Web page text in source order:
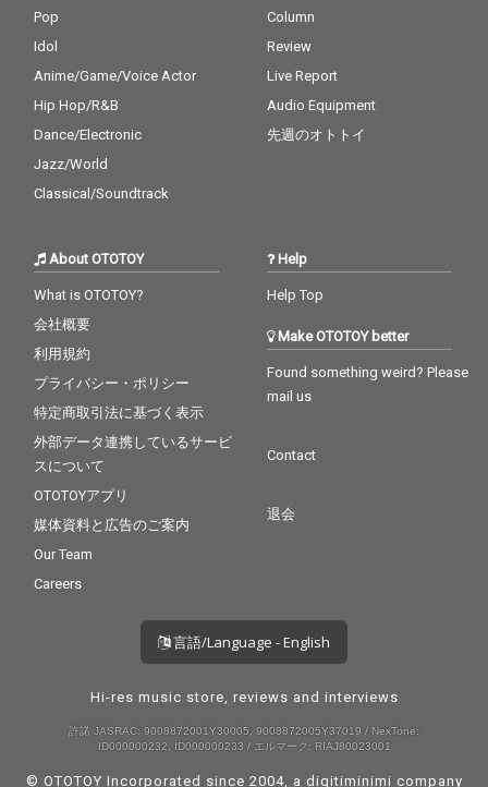
Pop
Idol
Anime/Game/Voice Actor
Hip Hop/R&B
Dance/Electronic
Jazz/World
Classical/Soundtrack
Column
Review
Live Report
Audio Equipment
先週のオトトイ
About OTOTOY
What is OTOTOY?
会社概要
利用規約
プライバシー・ポリシー
特定商取引法に基づく表示
外部データ連携しているサービ
スについて
OTOTOYアプリ
媒体資料と広告のご案内
Our Team
Careers
Help
Help Top
Make OTOTOY better
Found something weird? Please
mail us
Contact
退会
言語/Language - English
Hi-res music store, reviews and interviews
許諾 JASRAC: 9008872001Y30005, 9008872005Y37019 / NexTone:
ID000000232, ID000000233 / エルマーク: RIAJ80023001
© OTOTOY Incorporated since 2004, a digitiminimi company